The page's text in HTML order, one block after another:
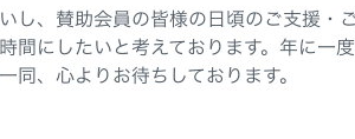
し、賛助会員の皆様の日頃のご支援・
間にしたいと考えております。年に一
同、心よりお待ちしております。